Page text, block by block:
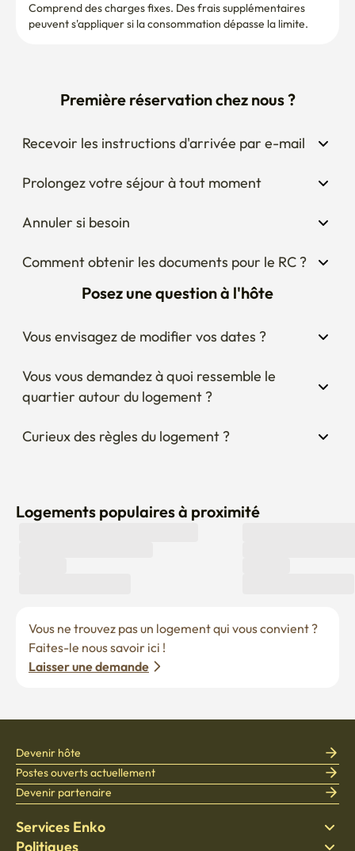
Comprend des charges fixes. Des frais supplémentaires
peuvent s'appliquer si la consommation dépasse la limite.
Première réservation chez nous ?
Recevoir les instructions d'arrivée par e-mail
Prolongez votre séjour à tout moment
Annuler si besoin
Comment obtenir les documents pour le RC ?
Posez une question à l'hôte
Vous envisagez de modifier vos dates ?
Vous vous demandez à quoi ressemble le
quartier autour du logement ?
Curieux des règles du logement ?
Logements populaires à proximité
Vous ne trouvez pas un logement qui vous convient ?
Faites-le nous savoir ici !
Laisser une demande
Services Enko
Trouver un logement
Politiques
Devenir hôte
Postes ouverts actuellement
Devenir partenaire